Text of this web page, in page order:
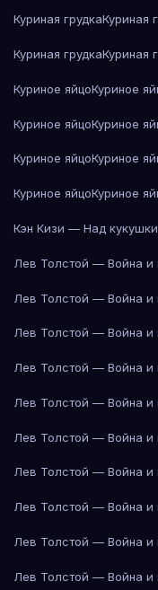
Куриная грудкаКуриная
Куриная грудкаКуриная
Куриное яйцоКуриное
Куриное яйцоКуриное
Куриное яйцоКуриное
Куриное яйцоКуриное
Кэн Кизи — Над
Лев Толстой — Война и
Лев Толстой — Война и
Лев Толстой — Война и
Лев Толстой — Война и
Лев Толстой — Война и
Лев Толстой — Война и
Лев Толстой — Война и
Лев Толстой — Война и
Лев Толстой — Война и
Лев Толстой — Война и